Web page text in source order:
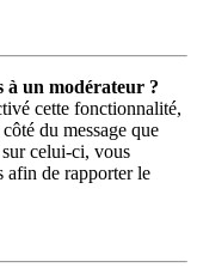
à un modérateur ?
cette fonctionnalité,
du message que
celui-ci, vous
afin de rapporter le